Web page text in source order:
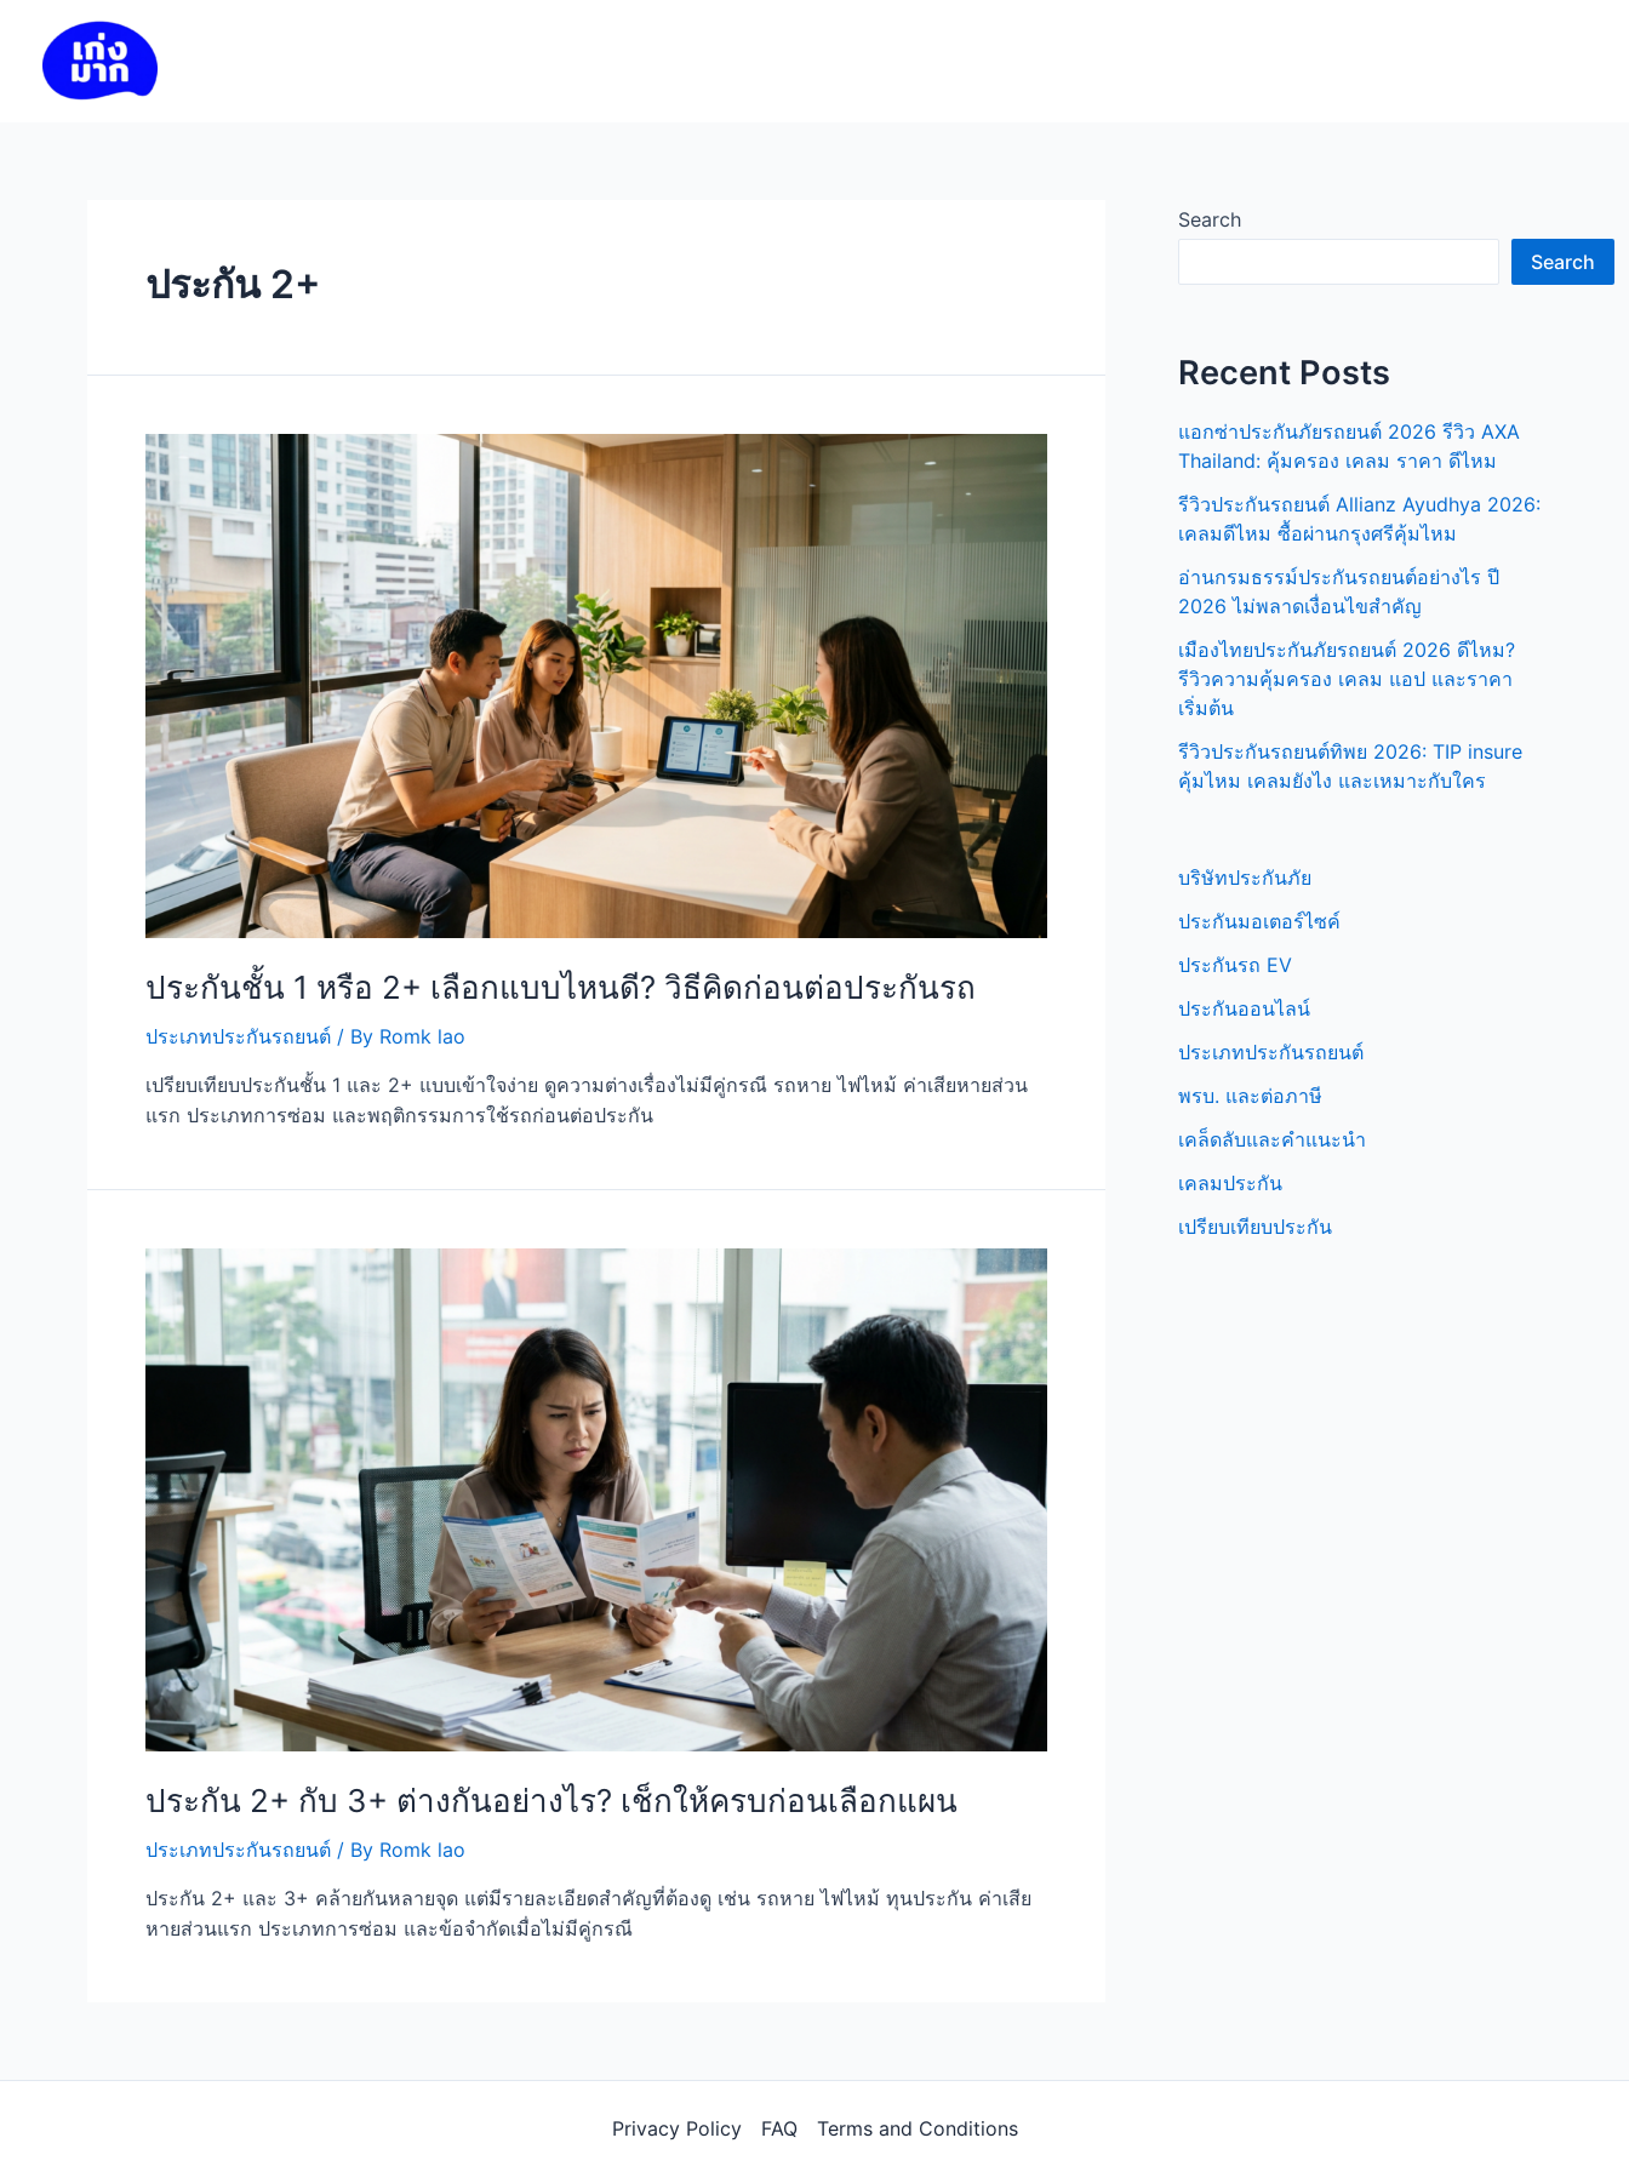
content
ประกัน 2+
ประกันชั้น 1 หรือ 2+ เลือกแบบไหนดี? วิธีคิดก่อนต่อประกันรถ
ประเภทประกันรถยนต์ / By Romk lao
เปรียบเทียบประกันชั้น 1 และ 2+ แบบเข้าใจง่าย ดูความต่างเรื่องไม่มีคู่กรณี รถหาย ไฟไหม้ ค่าเสียหายส่วน
แรก ประเภทการซ่อม และพฤติกรรมการใช้รถก่อนต่อประกัน
ประกัน 2+ กับ 3+ ต่างกันอย่างไร? เช็กให้ครบก่อนเลือกแผน
ประเภทประกันรถยนต์ / By Romk lao
ประกัน 2+ และ 3+ คล้ายกันหลายจุด แต่มีรายละเอียดสำคัญที่ต้องดู เช่น รถหาย ไฟไหม้ ทุนประกัน ค่าเสีย
หายส่วนแรก ประเภทการซ่อม และข้อจำกัดเมื่อไม่มีคู่กรณี
Search
Search
Recent Posts
แอกซ่าประกันภัยรถยนต์ 2026 รีวิว AXA
Thailand: คุ้มครอง เคลม ราคา ดีไหม
รีวิวประกันรถยนต์ Allianz Ayudhya 2026:
เคลมดีไหม ซื้อผ่านกรุงศรีคุ้มไหม
อ่านกรมธรรม์ประกันรถยนต์อย่างไร ปี
2026 ไม่พลาดเงื่อนไขสำคัญ
เมืองไทยประกันภัยรถยนต์ 2026 ดีไหม?
รีวิวความคุ้มครอง เคลม แอป และราคา
เริ่มต้น
รีวิวประกันรถยนต์ทิพย 2026: TIP insure
คุ้มไหม เคลมยังไง และเหมาะกับใคร
บริษัทประกันภัย
ประกันมอเตอร์ไซค์
ประกันรถ EV
ประกันออนไลน์
ประเภทประกันรถยนต์
พรบ. และต่อภาษี
เคล็ดลับและคำแนะนำ
เคลมประกัน
เปรียบเทียบประกัน
Privacy Policy FAQ Terms and Conditions